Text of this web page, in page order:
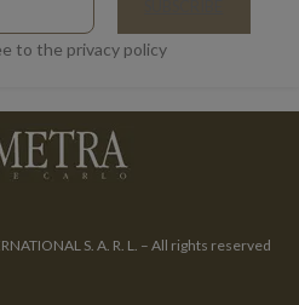
to the privacy policy
S. A. R. L. – All rights reserved